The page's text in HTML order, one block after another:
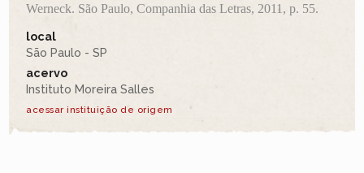
Werneck. São Paulo, Companhia das Letras, 2011, p. 55.
local
São Paulo - SP
acervo
Instituto Moreira Salles
acessar instituição de origem